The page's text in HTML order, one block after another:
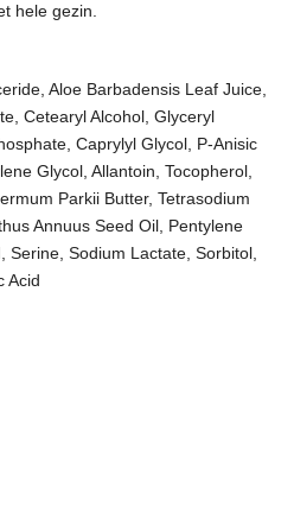
hele gezin.
Aloe Barbadensis Leaf Juice,
Cetearyl Alcohol, Glyceryl
Caprylyl Glycol, P-Anisic
Glycol, Allantoin, Tocopherol,
Parkii Butter, Tetrasodium
Annuus Seed Oil, Pentylene
Serine, Sodium Lactate, Sorbitol,
Acid